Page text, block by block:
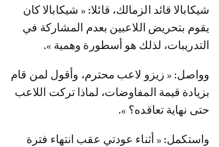
شيكابالا قائد الزمالك، قائلا: « شيكابالا كان
يقوم بتحريض اللاعبين بعدم المشاركة في
التدريبات، لذلك هو أسطورة وهمية ».
وواصل: « زيزو لاعب محترم، وأقول لمن قام
بزيادة قيمة المفاوضات، لماذا تركت اللاعب
حتى نهاية تعاقده؟ ».
واستكمل: « أثناء عودتي عقب انتهاء فترة